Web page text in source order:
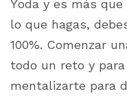
Yoda y es más
lo que hagas,
100%. Comenzar
todo un reto y
mentalizarte para